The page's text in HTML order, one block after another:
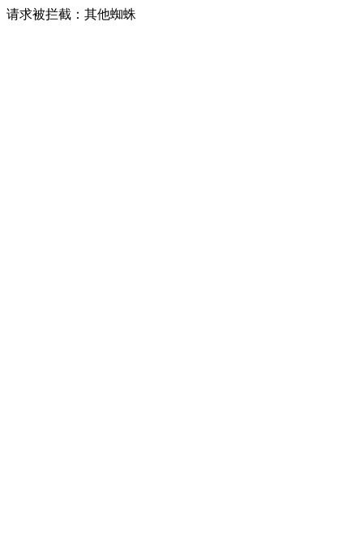
请求被拦截：其他蜘蛛